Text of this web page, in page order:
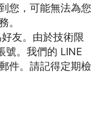
您，可能無法為您
。
友。由於技術限
號。我們的 LINE
件。請記得定期檢